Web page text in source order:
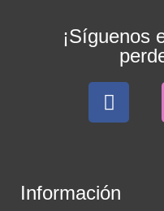
¡Síguenos
Información